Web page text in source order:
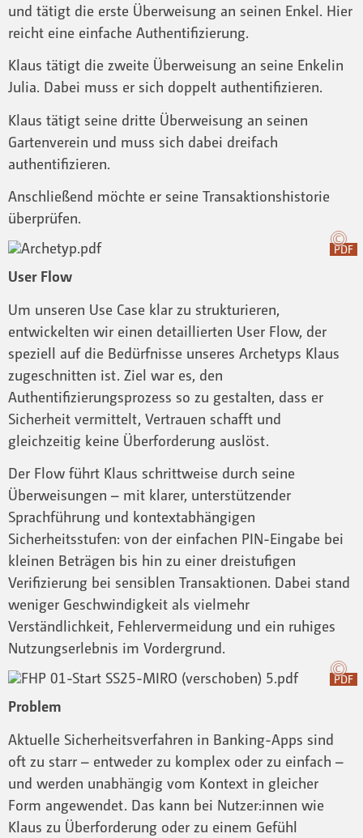
und tätigt die erste Überweisung an seinen Enkel. Hier
reicht eine einfache Authentifizierung.
Klaus tätigt die zweite Überweisung an seine Enkelin
Julia. Dabei muss er sich doppelt authentifizieren.
Klaus tätigt seine dritte Überweisung an seinen
Gartenverein und muss sich dabei dreifach
authentifizieren.
Anschließend möchte er seine Transaktionshistorie
überprüfen.
PDF
User Flow
Um unseren Use Case klar zu strukturieren,
entwickelten wir einen detaillierten User Flow, der
speziell auf die Bedürfnisse unseres Archetyps Klaus
zugeschnitten ist. Ziel war es, den
Authentifizierungsprozess so zu gestalten, dass er
Sicherheit vermittelt, Vertrauen schafft und
gleichzeitig keine Überforderung auslöst.
Der Flow führt Klaus schrittweise durch seine
Überweisungen – mit klarer, unterstützender
Sprachführung und kontextabhängigen
Sicherheitsstufen: von der einfachen PIN-Eingabe bei
kleinen Beträgen bis hin zu einer dreistufigen
Verifizierung bei sensiblen Transaktionen. Dabei stand
weniger Geschwindigkeit als vielmehr
Verständlichkeit, Fehlervermeidung und ein ruhiges
Nutzungserlebnis im Vordergrund.
PDF
Problem
Aktuelle Sicherheitsverfahren in Banking-Apps sind
oft zu starr – entweder zu komplex oder zu einfach –
und werden unabhängig vom Kontext in gleicher
Form angewendet. Das kann bei Nutzer:innen wie
Klaus zu Überforderung oder zu einem Gefühl